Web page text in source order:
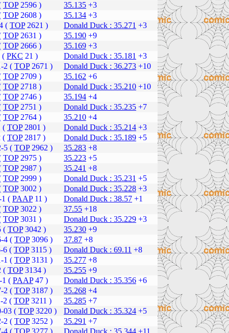
TOP2596 ) 35.135 +3
TOP2608 ) 35.134 +3
( TOP2621 ) Donald Duck : 35.271 +3
TOP2631 ) 35.190 +9
TOP2666 ) 35.169 +3
( PKC 21 ) Donald Duck : 35.181 +3
2 ( TOP2671 ) Donald Duck : 36.273 +10
TOP2709 ) 35.162 +6
TOP2718 ) Donald Duck : 35.210 +10
TOP2746 ) 35.194 +4
TOP2751 ) Donald Duck : 35.235 +7
TOP2764 ) 35.210 +4
( TOP2801 ) Donald Duck : 35.214 +3
( TOP2817 ) Donald Duck : 35.189 +5
5 ( TOP2962 ) 35.283 +8
TOP2975 ) 35.223 +5
TOP2987 ) 35.241 +8
TOP2999 ) Donald Duck : 35.231 +5
TOP3002 ) Donald Duck : 35.228 +3
( PAAP11 ) Donald Duck : 38.57 +1
TOP3022 ) 37.55 +18
TOP3031 ) Donald Duck : 35.229 +3
( TOP3042 ) 35.230 +9
4 ( TOP3096 ) 37.87 +8
6 ( TOP3115 ) Donald Duck : 69.11 +8
1 ( TOP3131 ) 35.277 +8
( TOP3134 ) 35.255 +9
1 ( PAAP47 ) Donald Duck : 35.356 +6
2 ( TOP3187 ) 35.268 +4
2 ( TOP3211 ) 35.285 +7
03 ( TOP3220 ) Donald Duck : 35.324 +5
2 ( TOP3252 ) 35.291 +7
4 ( TOP3277 ) Donald Duck : 35.344 +11